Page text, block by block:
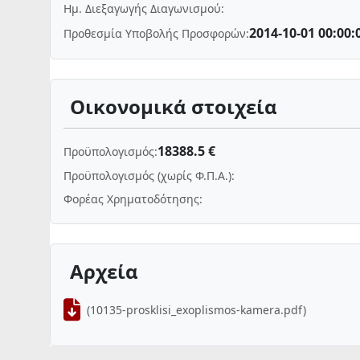
Ημ. Διεξαγωγής Διαγωνισμού:
Προθεσμία Υποβολής Προσφορών:2014-10-01
Οικονομικά στοιχεία
Προϋπολογισμός:18388.5 €
Προϋπολογισμός (χωρίς Φ.Π.Α.):
Φορέας Χρηματοδότησης:
Αρχεία
(10135-prosklisi_exoplismos-kamera.pdf)